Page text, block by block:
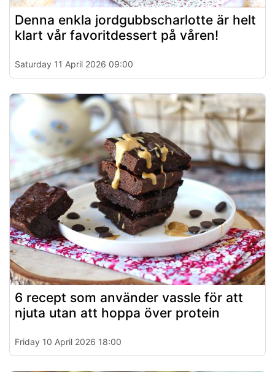
Denna enkla jordgubbscharlotte är helt
klart vår favoritdessert på våren!
Saturday 11 April 2026 09:00
6 recept som använder vassle för att
njuta utan att hoppa över protein
Friday 10 April 2026 18:00